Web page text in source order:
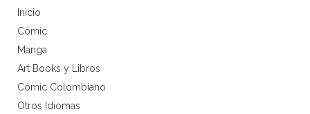
Inicio
Cómic
Manga
Art Books y Libros
Cómic Colombiano
Otros Idiomas